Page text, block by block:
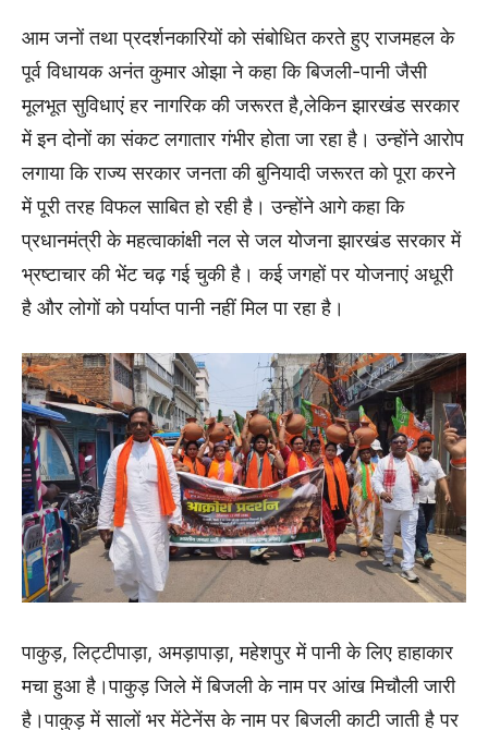
आम जनों तथा प्रदर्शनकारियों को संबोधित करते हुए राजमहल के
पूर्व विधायक अनंत कुमार ओझा ने कहा कि बिजली-पानी जैसी
मूलभूत सुविधाएं हर नागरिक की जरूरत है,लेकिन झारखंड सरकार
में इन दोनों का संकट लगातार गंभीर होता जा रहा है। उन्होंने आरोप
लगाया कि राज्य सरकार जनता की बुनियादी जरूरत को पूरा करने
में पूरी तरह विफल साबित हो रही है। उन्होंने आगे कहा कि
प्रधानमंत्री के महत्वाकांक्षी नल से जल योजना झारखंड सरकार में
भ्रष्टाचार की भेंट चढ़ गई चुकी है। कई जगहों पर योजनाएं अधूरी
है और लोगों को पर्याप्त पानी नहीं मिल पा रहा है।
पाकुड़, लिट्टीपाड़ा, अमड़ापाड़ा, महेशपुर में पानी के लिए हाहाकार
मचा हुआ है।पाकुड़ जिले में बिजली के नाम पर आंख मिचौली जारी
है।पाकुड़ में सालों भर मेंटेनेंस के नाम पर बिजली काटी जाती है पर